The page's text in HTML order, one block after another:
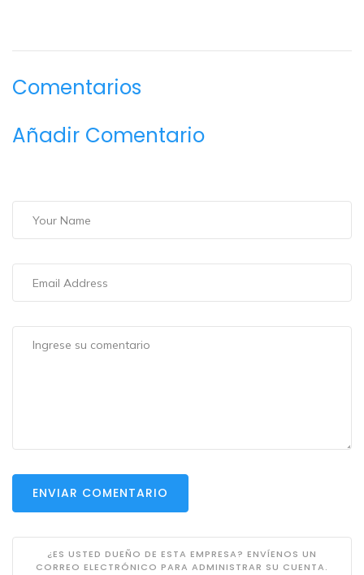
Comentarios
Añadir Comentario
ENVIAR COMENTARIO
¿ES USTED DUEÑO DE ESTA EMPRESA? ENVÍENOS UN
CORREO ELECTRÓNICO PARA ADMINISTRAR SU CUENTA.